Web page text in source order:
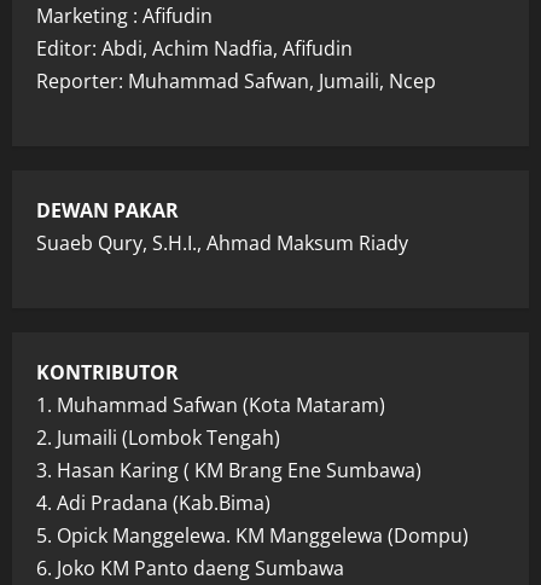
Marketing : Afifudin
Editor: Abdi, Achim Nadfia, Afifudin
Reporter: Muhammad Safwan, Jumaili, Ncep
DEWAN PAKAR
Suaeb Qury, S.H.I., Ahmad Maksum Riady
KONTRIBUTOR
1. Muhammad Safwan (Kota Mataram)
2. Jumaili (Lombok Tengah)
3. Hasan Karing ( KM Brang Ene Sumbawa)
4. Adi Pradana (Kab.Bima)
5. Opick Manggelewa. KM Manggelewa (Dompu)
6. Joko KM Panto daeng Sumbawa